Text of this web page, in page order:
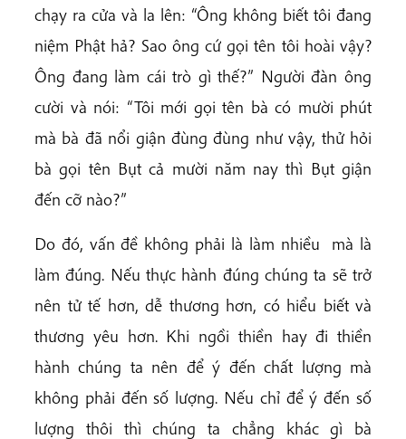
chạy ra cửa và la lên: “Ông không biết tôi đang
niệm Phật hả? Sao ông cứ gọi tên tôi hoài vậy?
Ông đang làm cái trò gì thế?” Người đàn ông
cười và nói: “Tôi mới gọi tên bà có mười phút
mà bà đã nổi giận đùng đùng như vậy, thử hỏi
bà gọi tên Bụt cả mười năm nay thì Bụt giận
đến cỡ nào?”
Do đó, vấn đề không phải là làm nhiều mà là
làm đúng. Nếu thực hành đúng chúng ta sẽ trở
nên tử tế hơn, dễ thương hơn, có hiểu biết và
thương yêu hơn. Khi ngồi thiền hay đi thiền
hành chúng ta nên để ý đến chất lượng mà
không phải đến số lượng. Nếu chỉ để ý đến số
lượng thôi thì chúng ta chẳng khác gì bà